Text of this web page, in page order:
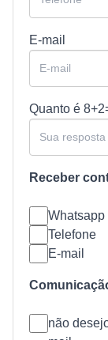
E-mail
Quanto é
Receber
Whatsapp
Telefone
E-mail
não